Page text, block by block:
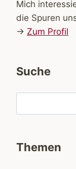
Mich
die Spuren
→ Zum Profil
Suche
Themen